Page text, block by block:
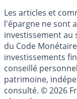
Les articles et
l'épargne ne sont
investissement au
du Code
investissements
conseillé
patrimoine,
consulté. © 2026